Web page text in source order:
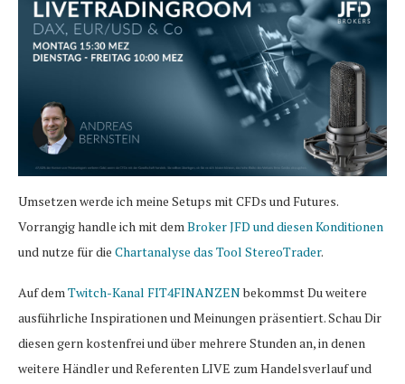
Umsetzen werde ich meine Setups mit CFDs und Futures.
Vorrangig handle ich mit demBroker JFD und diesen Konditionen
und nutze für die Chartanalyse das Tool StereoTrader.
Auf demTwitch-Kanal FIT4FINANZENbekommst Du weitere
ausführliche Inspirationen und Meinungen präsentiert. Schau Dir
diesen gern kostenfrei und über mehrere Stunden an, in denen
weitere Händler und Referenten LIVE zum Handelsverlauf und